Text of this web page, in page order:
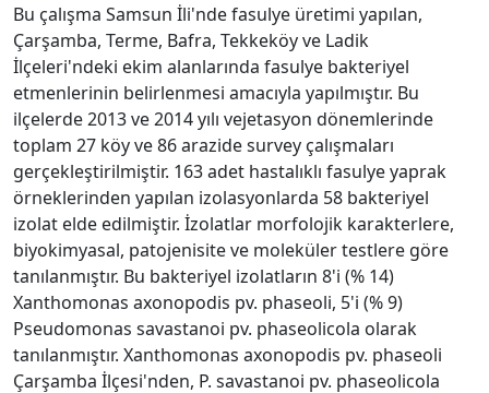
Bu çalışma Samsun İli'nde fasulye üretimi yapılan,
Çarşamba, Terme, Bafra, Tekkeköy ve Ladik
İlçeleri'ndeki ekim alanlarında fasulye bakteriyel
etmenlerinin belirlenmesi amacıyla yapılmıştır. Bu
ilçelerde 2013 ve 2014 yılı vejetasyon dönemlerinde
toplam 27 köy ve 86 arazide survey çalışmaları
gerçekleştirilmiştir. 163 adet hastalıklı fasulye yaprak
örneklerinden yapılan izolasyonlarda 58 bakteriyel
izolat elde edilmiştir. İzolatlar morfolojik karakterlere,
biyokimyasal, patojenisite ve moleküler testlere göre
tanılanmıştır. Bu bakteriyel izolatların 8'i (% 14)
Xanthomonas axonopodis pv. phaseoli, 5'i (% 9)
Pseudomonas savastanoi pv. phaseolicola olarak
tanılanmıştır. Xanthomonas axonopodis pv. phaseoli
Çarşamba İlçesi'nden, P. savastanoi pv. phaseolicola